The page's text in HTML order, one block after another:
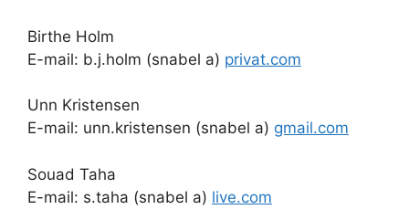
Birthe Holm
E-mail: b.j.holm (snabel a) privat.com
Unn Kristensen
E-mail: unn.kristensen (snabel a) gmail.com
Souad Taha
E-mail: s.taha (snabel a) live.com